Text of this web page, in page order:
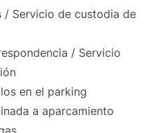
Servicio de custodia de
/ Servicio
en el parking
a aparcamiento